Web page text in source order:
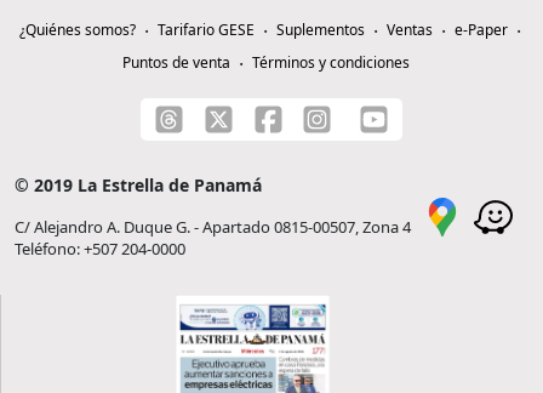
¿Quiénes somos? Tarifario GESE Suplementos Ventas
e-Paper
Puntos de venta
Términos y condiciones
© 2019 La Estrella de Panamá
C/ Alejandro A. Duque G. - Apartado 0815-00507, Zona 4
Teléfono: +507 204-0000